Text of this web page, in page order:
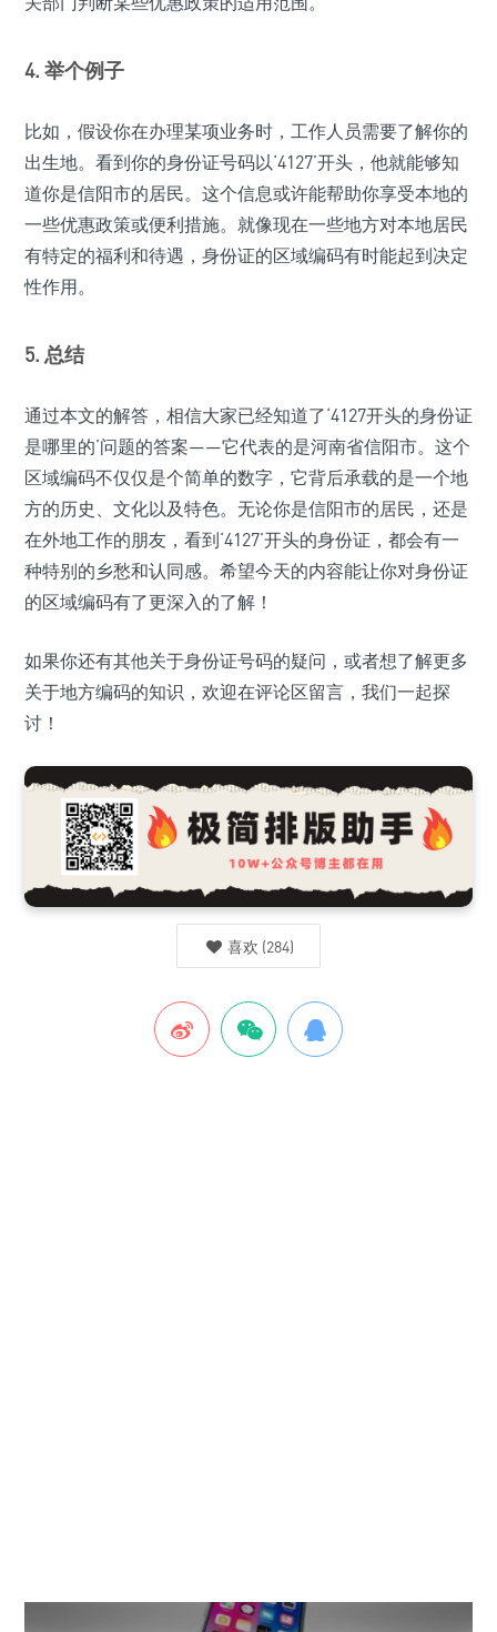
4. 举个例子
比如，假设你在办理某项业务时，工作人员需要了解你的
出生地。看到你的身份证号码以‘4127’开头，他就能够知
道你是信阳市的居民。这个信息或许能帮助你享受本地的
一些优惠政策或便利措施。就像现在一些地方对本地居民
有特定的福利和待遇，身份证的区域编码有时能起到决定
性作用。
5. 总结
通过本文的解答，相信大家已经知道了‘4127开头的身份证
是哪里的’问题的答案——它代表的是河南省信阳市。这个
区域编码不仅仅是个简单的数字，它背后承载的是一个地
方的历史、文化以及特色。无论你是信阳市的居民，还是
在外地工作的朋友，看到‘4127’开头的身份证，都会有一
种特别的乡愁和认同感。希望今天的内容能让你对身份证
的区域编码有了更深入的了解！
如果你还有其他关于身份证号码的疑问，或者想了解更多
关于地方编码的知识，欢迎在评论区留言，我们一起探
讨！
喜欢 (284)